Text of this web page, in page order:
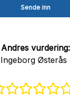
Andres vurdering:
Østerås